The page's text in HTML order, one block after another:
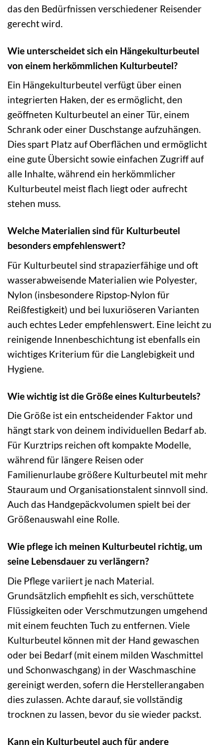
das den Bedürfnissen verschiedener Reisender
gerecht wird.
Wie unterscheidet sich ein Hängekulturbeutel
von einem herkömmlichen Kulturbeutel?
Ein Hängekulturbeutel verfügt über einen
integrierten Haken, der es ermöglicht, den
geöffneten Kulturbeutel an einer Tür, einem
Schrank oder einer Duschstange aufzuhängen.
Dies spart Platz auf Oberflächen und ermöglicht
eine gute Übersicht sowie einfachen Zugriff auf
alle Inhalte, während ein herkömmlicher
Kulturbeutel meist flach liegt oder aufrecht
stehen muss.
Welche Materialien sind für Kulturbeutel
besonders empfehlenswert?
Für Kulturbeutel sind strapazierfähige und oft
wasserabweisende Materialien wie Polyester,
Nylon (insbesondere Ripstop-Nylon für
Reißfestigkeit) und bei luxuriöseren Varianten
auch echtes Leder empfehlenswert. Eine leicht zu
reinigende Innenbeschichtung ist ebenfalls ein
wichtiges Kriterium für die Langlebigkeit und
Hygiene.
Wie wichtig ist die Größe eines Kulturbeutels?
Die Größe ist ein entscheidender Faktor und
hängt stark von deinem individuellen Bedarf ab.
Für Kurztrips reichen oft kompakte Modelle,
während für längere Reisen oder
Familienurlaube größere Kulturbeutel mit mehr
Stauraum und Organisationstalent sinnvoll sind.
Auch das Handgepäckvolumen spielt bei der
Größenauswahl eine Rolle.
Wie pflege ich meinen Kulturbeutel richtig, um
seine Lebensdauer zu verlängern?
Die Pflege variiert je nach Material.
Grundsätzlich empfiehlt es sich, verschüttete
Flüssigkeiten oder Verschmutzungen umgehend
mit einem feuchten Tuch zu entfernen. Viele
Kulturbeutel können mit der Hand gewaschen
oder bei Bedarf (mit einem milden Waschmittel
und Schonwaschgang) in der Waschmaschine
gereinigt werden, sofern die Herstellerangaben
dies zulassen. Achte darauf, sie vollständig
trocknen zu lassen, bevor du sie wieder packst.
Kann ein Kulturbeutel auch für andere